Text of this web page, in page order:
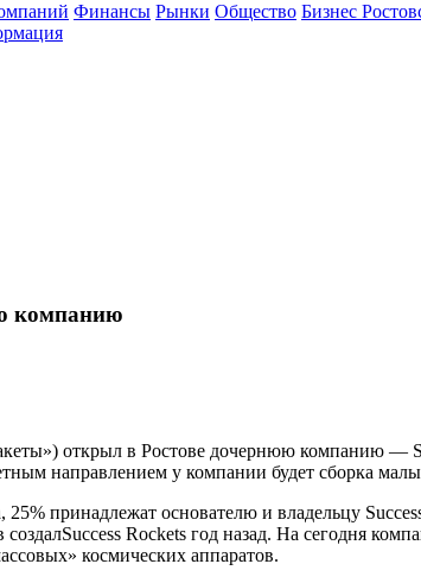
Финансы Рынки Общество Бизнес
компанию
открыл в Ростове дочернюю компанию
направлением у компании будет сборка
принадлежат основателю и владельцу
Rockets год назад. На сегодня
космических аппаратов.